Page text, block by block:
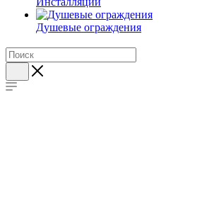
Душевые ограждения